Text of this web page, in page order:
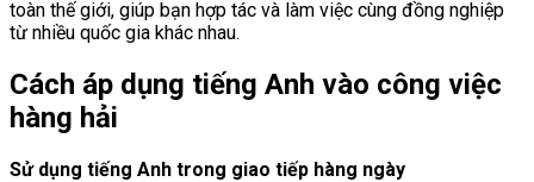
toàn thế giới, giúp bạn hợp tác và làm việc cùng đồng nghiệp
từ nhiều quốc gia khác nhau.
Cách áp dụng tiếng Anh vào công việc
hàng hải
Sử dụng tiếng Anh trong giao tiếp hàng ngày